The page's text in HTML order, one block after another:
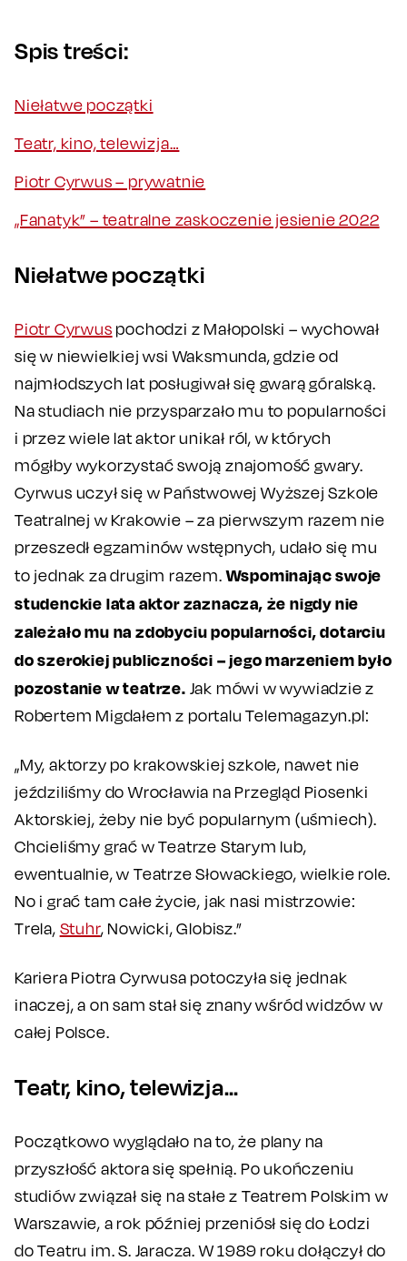
Spis treści:
Niełatwe początki
Teatr, kino, telewizja…
Piotr Cyrwus – prywatnie
„Fanatyk” – teatralne zaskoczenie jesienie 2022
Niełatwe początki
Piotr Cyrwus pochodzi z Małopolski – wychował
się w niewielkiej wsi Waksmunda, gdzie od
najmłodszych lat posługiwał się gwarą góralską.
Na studiach nie przysparzało mu to popularności
i przez wiele lat aktor unikał ról, w których
mógłby wykorzystać swoją znajomość gwary.
Cyrwus uczył się w Państwowej Wyższej Szkole
Teatralnej w Krakowie – za pierwszym razem nie
przeszedł egzaminów wstępnych, udało się mu
to jednak za drugim razem.Wspominając swoje
studenckie lata aktor zaznacza, że nigdy nie
zależało mu na zdobyciu popularności, dotarciu
do szerokiej publiczności – jego marzeniem było
pozostanie w teatrze. Jak mówi w wywiadzie z
Robertem Migdałem z portalu Telemagazyn.pl:
„My, aktorzy po krakowskiej szkole, nawet nie
jeździliśmy do Wrocławia na Przegląd Piosenki
Aktorskiej, żeby nie być popularnym (uśmiech).
Chcieliśmy grać w Teatrze Starym lub,
ewentualnie, w Teatrze Słowackiego, wielkie role.
No i grać tam całe życie, jak nasi mistrzowie:
Trela, Stuhr, Nowicki, Globisz.”
Kariera Piotra Cyrwusa potoczyła się jednak
inaczej, a on sam stał się znany wśród widzów w
całej Polsce.
Teatr, kino, telewizja…
Początkowo wyglądało na to, że plany na
przyszłość aktora się spełnią. Po ukończeniu
studiów związał się na stałe z Teatrem Polskim w
Warszawie, a rok później przeniósł się do Łodzi
do Teatru im. S. Jaracza. W 1989 roku dołączył do